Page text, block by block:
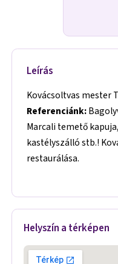
Leírás
Kovácsoltvas mester
Referenciánk:
Marcali temető
kastélyszálló stb.!
restaurálása.
Helyszín a térképen